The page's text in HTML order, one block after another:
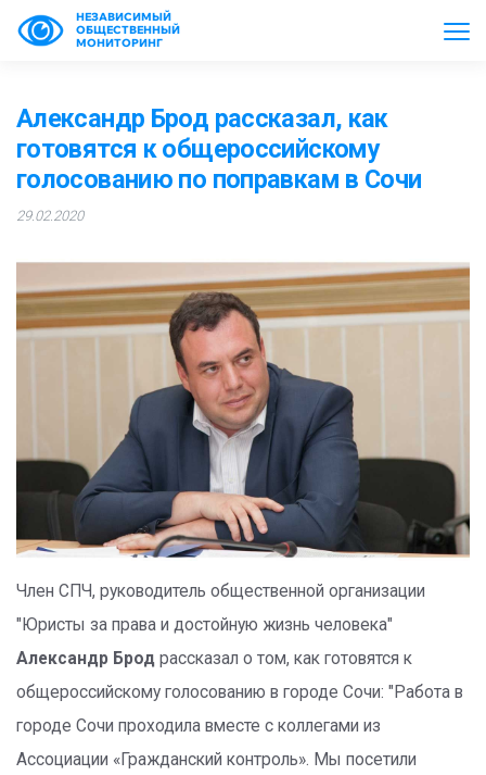
НЕЗАВИСИМЫЙ
ОБЩЕСТВЕННЫЙ
МОНИТОРИНГ
Александр Брод рассказал, как
готовятся к общероссийскому
голосованию по поправкам в Сочи
29.02.2020
Член СПЧ, руководитель общественной организации
"Юристы за права и достойную жизнь человека"
Александр Брод рассказал о том, как готовятся к
общероссийскому голосованию в городе Сочи: "Работа в
городе Сочи проходила вместе с коллегами из
Ассоциации «Гражданский контроль». Мы посетили